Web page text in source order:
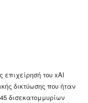
του xAI
δικτύωσης που ήταν
δισεκατομμυρίων